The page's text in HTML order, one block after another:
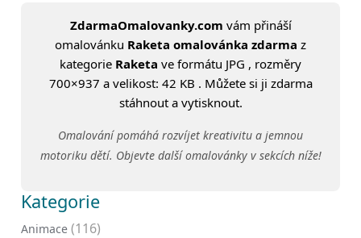
ZdarmaOmalovanky.com vám přináší
omalovánku Raketa omalovánka zdarma z
kategorie Raketa ve formátu JPG , rozměry
700×937 a velikost: 42 KB . Můžete si ji zdarma
stáhnout a vytisknout.
Omalování pomáhá rozvíjet kreativitu a jemnou
motoriku dětí. Objevte další omalovánky v sekcích níže!
Kategorie
Animace (116)